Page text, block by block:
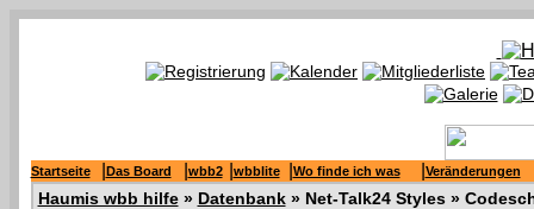
Startseite Das Board wbb2 wbblite Wo finde ich was Veränderungen
Haumis wbb hilfe» Datenbank» Net-Talk24 Styles »